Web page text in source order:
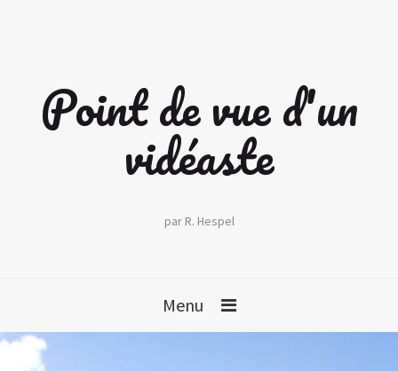
Point de vue d'un
vidéaste
par R. Hespel
Menu